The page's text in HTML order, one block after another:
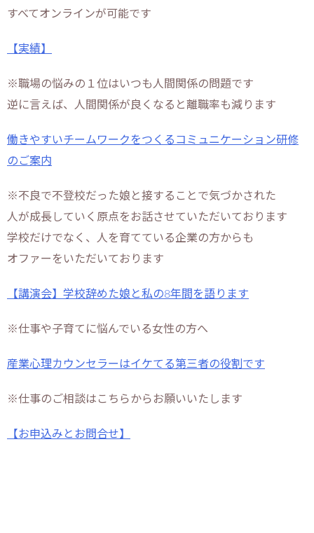
すべてオンラインが可能です
【実績】
※職場の悩みの１位はいつも人間関係の問題です
逆に言えば、人間関係が良くなると離職率も減ります
働きやすいチームワークをつくるコミュニケーション研修
のご案内
※不良で不登校だった娘と接することで気づかされた
人が成長していく原点をお話させていただいております
学校だけでなく、人を育てている企業の方からも
オファーをいただいております
【講演会】学校辞めた娘と私の8年間を語ります
※仕事や子育てに悩んでいる女性の方へ
産業心理カウンセラーはイケてる第三者の役割です
※仕事のご相談はこちらからお願いいたします
【お申込みとお問合せ】